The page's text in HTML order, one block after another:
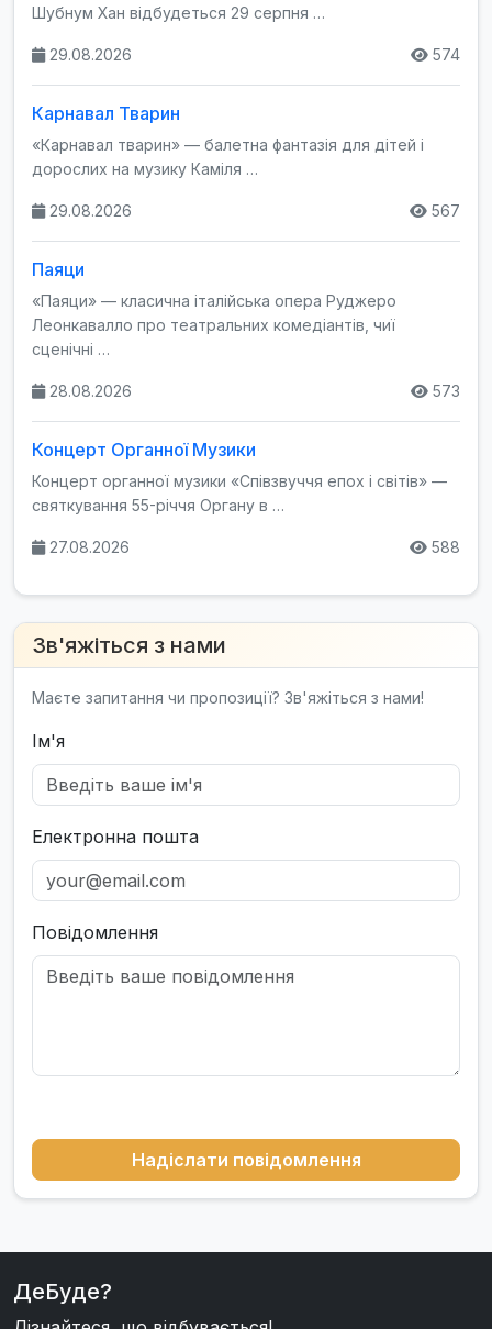
Шубнум Хан відбудеться 29 серпня …
29.08.2026 574
Карнавал Тварин
«Карнавал тварин» — балетна фантазія для дітей і
дорослих на музику Каміля …
29.08.2026 567
Паяци
«Паяци» — класична італійська опера Руджеро
Леонкавалло про театральних комедіантів, чиї
сценічні …
28.08.2026 573
Концерт Органної Музики
Концерт органної музики «Співзвуччя епох і світів» —
святкування 55-річчя Органу в …
27.08.2026 588
Зв'яжіться з нами
Маєте запитання чи пропозиції? Зв'яжіться з нами!
Ім'я
Електронна пошта
Повідомлення
Надіслати повідомлення
ДеБуде?